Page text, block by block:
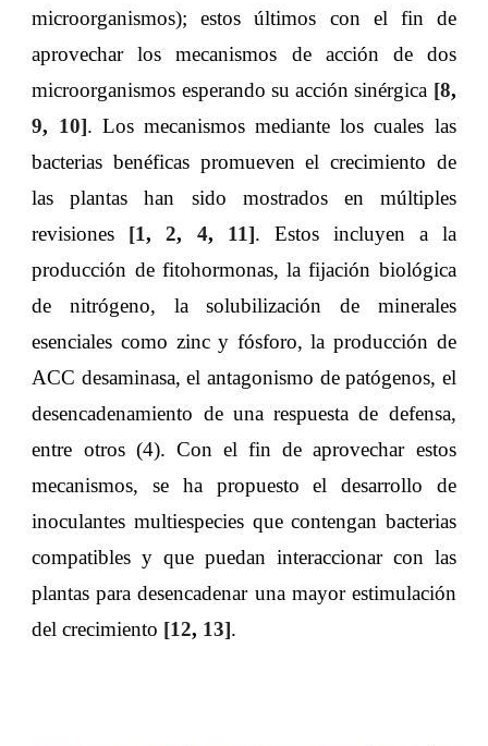
microorganismos); estos últimos con el fin de
aprovechar los mecanismos de acción de dos
microorganismos esperando su acción sinérgica [8,
9, 10]. Los mecanismos mediante los cuales las
bacterias benéficas promueven el crecimiento de
las plantas han sido mostrados en múltiples
revisiones [1,2, 4, 11]. Estos incluyen a la
producción de fitohormonas, la fijación biológica
de nitrógeno, la solubilización de minerales
esenciales como zinc y fósforo, la producción de
ACC desaminasa, el antagonismo de patógenos, el
desencadenamiento de una respuesta de defensa,
entre otros (4). Con el fin de aprovechar estos
mecanismos, se ha propuesto el desarrollo de
inoculantes multiespecies que contengan bacterias
compatibles y que puedan interaccionar con las
plantas para desencadenar una mayor estimulación
del crecimiento [12, 13].